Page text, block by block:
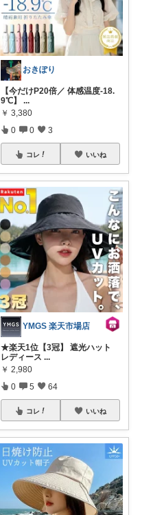
おきぽり
【今だけP20倍／ 体感温度-18.
9℃】
...
￥ 3,380
0 0 3
コレ いいね
YMGS 楽天市場店
★楽天1位【3冠】 遮光ハット
レディース ...
￥ 2,980
0 5 64
コレ いいね